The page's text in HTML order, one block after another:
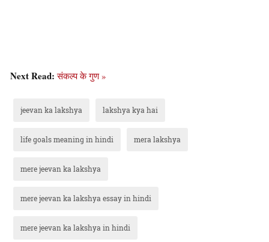
Next Read:संकल्प के गुण »
jeevan ka lakshya lakshya kya hai
life goals meaning in hindi mera lakshya
mere jeevan ka lakshya
mere jeevan ka lakshya essay in hindi
mere jeevan ka lakshya in hindi